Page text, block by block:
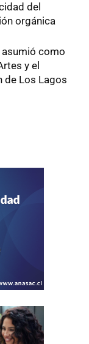
del
orgánica
como
y el
de Los Lagos